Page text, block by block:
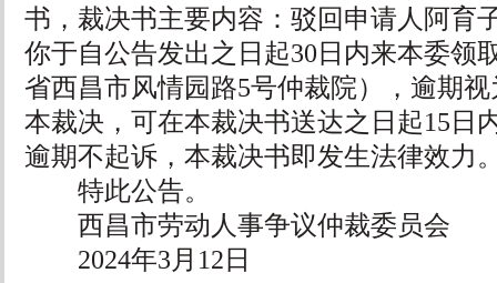
书，裁决书主要内容：驳回申请人阿育
你于自公告发出之日起30日内来本委领
省西昌市风情园路5号仲裁院），逾期
本裁决，可在本裁决书送达之日起15日
逾期不起诉，本裁决书即发生法律效力
特此公告。
西昌市劳动人事争议仲裁委员会
2024年3月12日